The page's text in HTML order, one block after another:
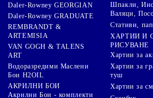
Daler-Rowney GEORGIAN
Daler-Rowney GRADUATE
REMBRANDT &
ARTEMISIA
VAN GOGH & TALENS
ART
Водоразредими Маслени
Бои H2OIL
АКРИЛНИ БОИ
Акрилни Бои - комплекти
Шпакли,
Валяци,
Стативи,
ХАРТИИ И
РИСУВАНЕ
Хартии за
Хартии за
туш
Хартии за